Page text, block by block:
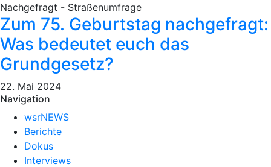
Nachgefragt - Straßenumfrage
Zum 75. Geburtstag nachgefragt:
Was bedeutet euch das
Grundgesetz?
22. Mai 2024
Navigation
wsrNEWS
Berichte
Dokus
Interviews